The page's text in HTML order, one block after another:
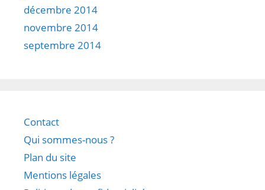
décembre 2014
novembre 2014
septembre 2014
Contact
Qui sommes-nous ?
Plan du site
Mentions légales